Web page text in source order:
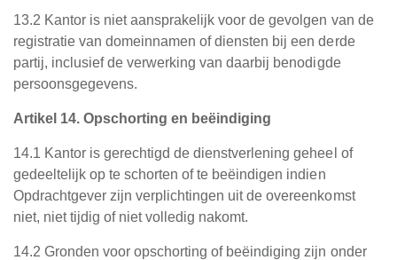
13.2 Kantor is niet aansprakelijk voor de gevolgen van de
registratie van domeinnamen of diensten bij een derde
partij, inclusief de verwerking van daarbij benodigde
persoonsgegevens.
Artikel 14. Opschorting en beëindiging
14.1 Kantor is gerechtigd de dienstverlening geheel of
gedeeltelijk op te schorten of te beëindigen indien
Opdrachtgever zijn verplichtingen uit de overeenkomst
niet, niet tijdig of niet volledig nakomt.
14.2 Gronden voor opschorting of beëindiging zijn onder